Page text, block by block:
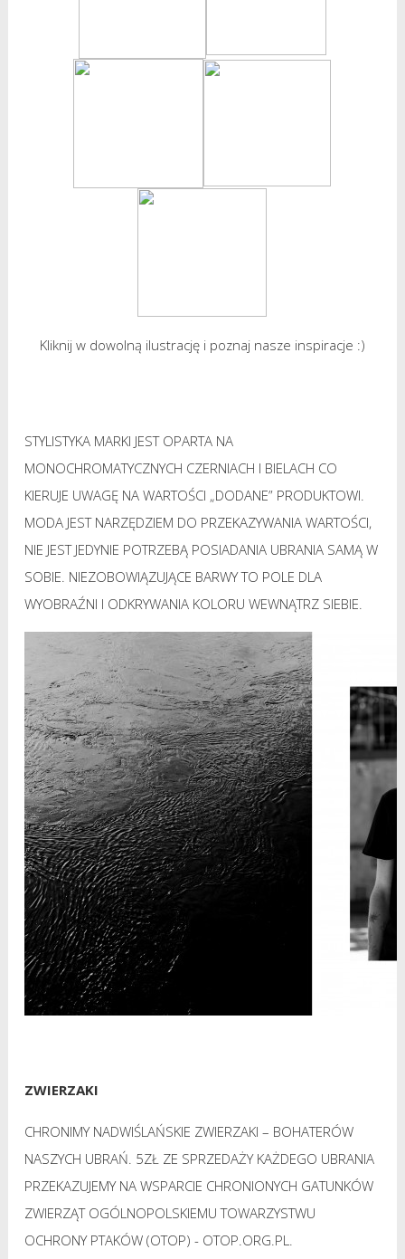
Kliknij w dowolną ilustrację i poznaj nasze inspiracje :)
STYLISTYKA MARKI JEST OPARTA NA
MONOCHROMATYCZNYCH CZERNIACH I BIELACH CO
KIERUJE UWAGĘ NA WARTOŚCI „DODANE” PRODUKTOWI.
MODA JEST NARZĘDZIEM DO PRZEKAZYWANIA WARTOŚCI,
NIE JEST JEDYNIE POTRZEBĄ POSIADANIA UBRANIA SAMĄ W
SOBIE. NIEZOBOWIĄZUJĄCE BARWY TO POLE DLA
WYOBRAŹNI I ODKRYWANIA KOLORU WEWNĄTRZ SIEBIE.
ZWIERZAKI
CHRONIMY NADWIŚLAŃSKIE ZWIERZAKI – BOHATERÓW
NASZYCH UBRAŃ. 5ZŁ ZE SPRZEDAŻY KAŻDEGO UBRANIA
PRZEKAZUJEMY NA WSPARCIE CHRONIONYCH GATUNKÓW
ZWIERZĄT OGÓLNOPOLSKIEMU TOWARZYSTWU
OCHRONY PTAKÓW (OTOP) - OTOP.ORG.PL